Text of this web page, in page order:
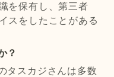
を保有し、第三者
スをしたことがある
？
タスカジさんは多数